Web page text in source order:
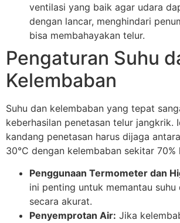
ventilasi yang baik agar udara
dengan lancar, menghindari
bisa membahayakan telur.
Pengaturan Suhu
Kelembaban
Suhu dan kelembaban yang tepat
keberhasilan penetasan telur jangkrik.
kandang penetasan harus dijaga
30°C dengan kelembaban sekitar 70%
Penggunaan Termometer dan
ini penting untuk memantau suhu
secara akurat.
Penyemprotan Air: Jika